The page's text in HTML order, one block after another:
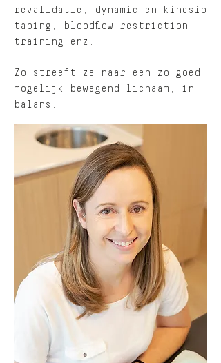
revalidatie, dynamic en kinesio
taping, bloodflow restriction
training enz.
Zo streeft ze naar een zo goed
mogelijk bewegend lichaam, in
balans.